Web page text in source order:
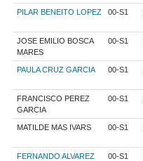
PILAR BENEITO LOPEZ 00-S1
JOSE EMILIO BOSCA
MARES
00-S1
PAULA CRUZ GARCIA 00-S1
FRANCISCO PEREZ
GARCIA
00-S1
MATILDE MAS IVARS 00-S1
FERNANDO ALVAREZ
00-S1